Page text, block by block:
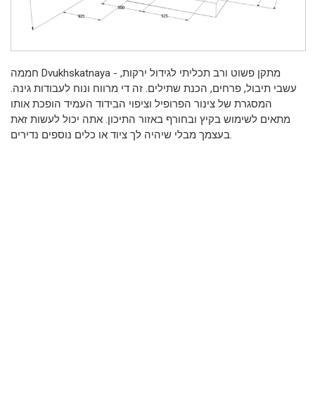
חממה Dvukhskatnaya - מתקן פשוט ורב תכליתי לגידול ירקות,
עשבי תיבול, פרחים, הכנת שתילים. זה די מרווח ונוח לעבודות גינה.
המסגרת של צינור הפרופיל וציפוי הבידוד העמיד הופכת אותו
מתאים לשימוש בקיץ ובחורף באזור התיכון. אתה יכול לעשות זאת
בעצמך מבלי שיהיה לך ציוד או כלים נוספים נדירים.